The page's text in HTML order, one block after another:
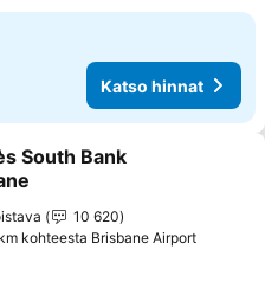
Katso hinnat
suosikkeihin
South Bank
10 620
kohteesta Brisbane Airport